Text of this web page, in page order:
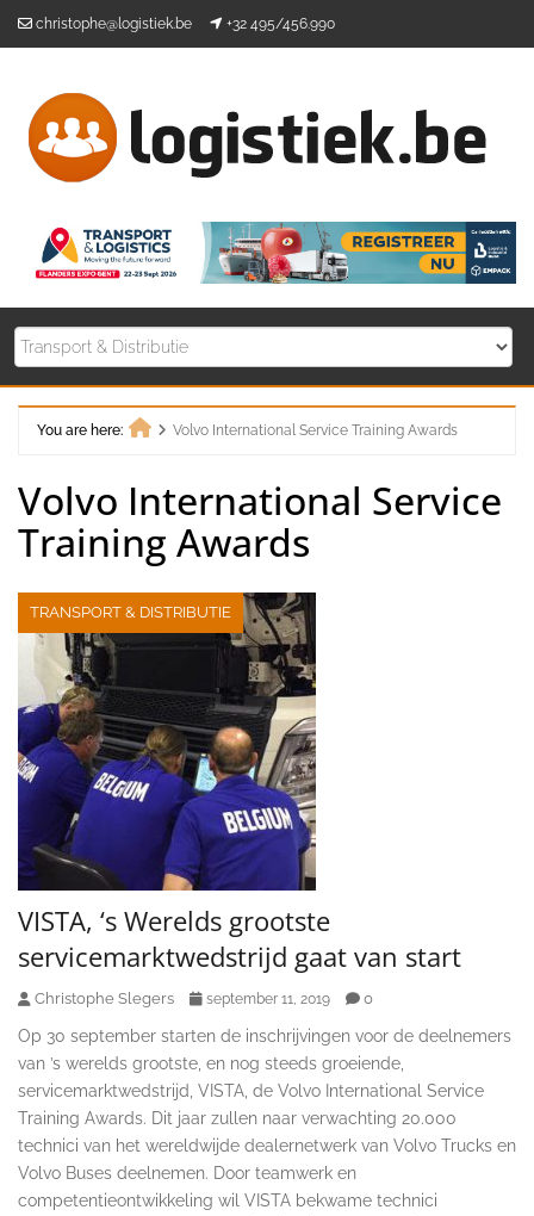
christophe@logistiek.be +32 495/456.990
You are here:
Volvo International Service Training Awards
Volvo International Service
Training Awards
TRANSPORT & DISTRIBUTIE
VISTA, ‘s Werelds grootste
servicemarktwedstrijd gaat van start
Christophe Slegers september 11, 2019 0
Op 30 september starten de inschrijvingen voor de deelnemers
van ’s werelds grootste, en nog steeds groeiende,
servicemarktwedstrijd, VISTA, de Volvo International Service
Training Awards. Dit jaar zullen naar verwachting 20.000
technici van het wereldwijde dealernetwerk van Volvo Trucks en
Volvo Buses deelnemen. Door teamwerk en
competentieontwikkeling wil VISTA bekwame technici